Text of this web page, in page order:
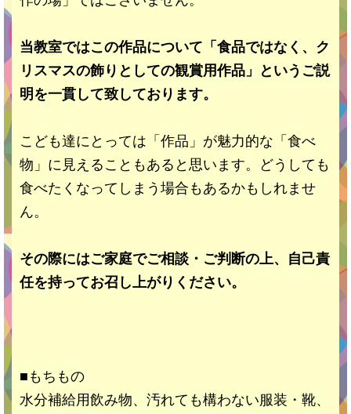
当教室ではこの作品について「食品ではなく、ク
リスマスの飾りとしての観賞用作品」というご説
明を一貫して致しております。
こども達にとっては「作品」が魅力的な「食べ
物」に見えることもあると思います。どうしても
食べたくなってしまう場合もあるかもしれませ
ん。
その際にはご家庭でご相談・ご判断の上、自己責
任を持ってお召し上がりください。
■もちもの
水分補給用飲み物、汚れても構わない服装・靴、